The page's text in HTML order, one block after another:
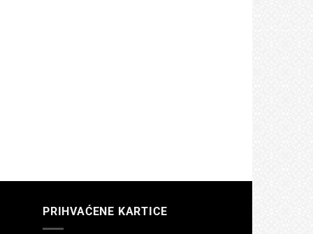
PRIHVAĆENE KARTICE